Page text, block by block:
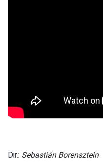
Dir.: Sebastián Borensztein